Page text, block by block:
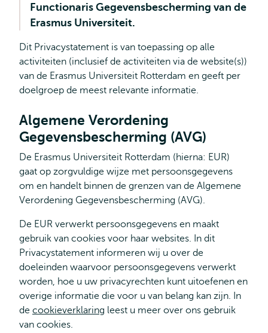
Functionaris Gegevensbescherming van de
Erasmus Universiteit.
Dit Privacystatement is van toepassing op alle
activiteiten (inclusief de activiteiten via de website(s))
van de Erasmus Universiteit Rotterdam en geeft per
doelgroep de meest relevante informatie.
Algemene Verordening
Gegevensbescherming (AVG)
De Erasmus Universiteit Rotterdam (hierna: EUR)
gaat op zorgvuldige wijze met persoonsgegevens
om en handelt binnen de grenzen van de Algemene
Verordening Gegevensbescherming (AVG).
De EUR verwerkt persoonsgegevens en maakt
gebruik van cookies voor haar websites. In dit
Privacystatement informeren wij u over de
doeleinden waarvoor persoonsgegevens verwerkt
worden, hoe u uw privacyrechten kunt uitoefenen en
overige informatie die voor u van belang kan zijn. In
de cookieverklaring leest u meer over ons gebruik
van cookies.